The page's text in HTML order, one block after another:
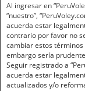
Al ingresar en
“nuestro”,
acuerda estar
contrario por favor no
cambiar estos
embargo sería
Seguir registrado a
acuerda estar
actualizados y/o